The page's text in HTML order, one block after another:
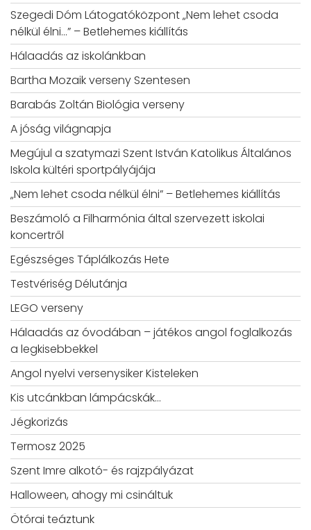
Szegedi Dóm Látogatóközpont „Nem lehet csoda
nélkül élni…” – Betlehemes kiállítás
Hálaadás az iskolánkban
Bartha Mozaik verseny Szentesen
Barabás Zoltán Biológia verseny
A jóság világnapja
Megújul a szatymazi Szent István Katolikus Általános
Iskola kültéri sportpályájája
„Nem lehet csoda nélkül élni” – Betlehemes kiállítás
Beszámoló a Filharmónia által szervezett iskolai
koncertről
Egészséges Táplálkozás Hete
Testvériség Délutánja
LEGO verseny
Hálaadás az óvodában – játékos angol foglalkozás
a legkisebbekkel
Angol nyelvi versenysiker Kisteleken
Kis utcánkban lámpácskák…
Jégkorizás
Termosz 2025
Szent Imre alkotó- és rajzpályázat
Halloween, ahogy mi csináltuk
Ötórai teáztunk